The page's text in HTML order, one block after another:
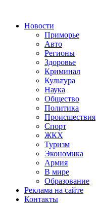
Новости
Приморье
Авто
Регионы
Здоровье
Криминал
Культура
Наука
Общество
Политика
Происшествия
Спорт
ЖКХ
Туризм
Экономика
Армия
В мире
Образование
Реклама на сайте
Контакты